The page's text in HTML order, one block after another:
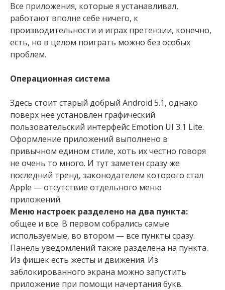
Все приложения, которые я устанавливал,
работают вполне себе ничего, к
производительности и играх претензии, конечно,
есть, но в целом поиграть можно без особых
проблем.
Операционная система
Здесь стоит старый добрый Аndroid 5.1, однако
поверх нее установлен графический
пользовательский интерфейс Emotion UI 3.1 Lite.
Оформление приложений выполнено в
привычном едином стиле, хоть их честно говоря
не очень то много. И тут заметен сразу же
последний тренд, законодателем которого стал
Аpple — отсутствие отдельного меню
приложений.
Меню настроек разделено на два пункта:
общее и все. В первом собрались самые
используемые, во втором — все пункты сразу.
Панель уведомлений также разделена на пункта.
Из фишек есть жесты и движения. Из
заблокированного экрана можно запустить
приложение при помощи начертания букв.